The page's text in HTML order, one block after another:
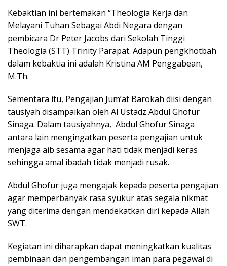
Kebaktian ini bertemakan “Theologia Kerja dan
Melayani Tuhan Sebagai Abdi Negara dengan
pembicara Dr Peter Jacobs dari Sekolah Tinggi
Theologia (STT) Trinity Parapat. Adapun pengkhotbah
dalam kebaktia ini adalah Kristina AM Penggabean,
M.Th.
Sementara itu, Pengajian Jum’at Barokah diisi dengan
tausiyah disampaikan oleh Al Ustadz Abdul Ghofur
Sinaga. Dalam tausiyahnya, Abdul Ghofur Sinaga
antara lain mengingatkan peserta pengajian untuk
menjaga aib sesama agar hati tidak menjadi keras
sehingga amal ibadah tidak menjadi rusak.
Abdul Ghofur juga mengajak kepada peserta pengajian
agar memperbanyak rasa syukur atas segala nikmat
yang diterima dengan mendekatkan diri kepada Allah
SWT.
Kegiatan ini diharapkan dapat meningkatkan kualitas
pembinaan dan pengembangan iman para pegawai di